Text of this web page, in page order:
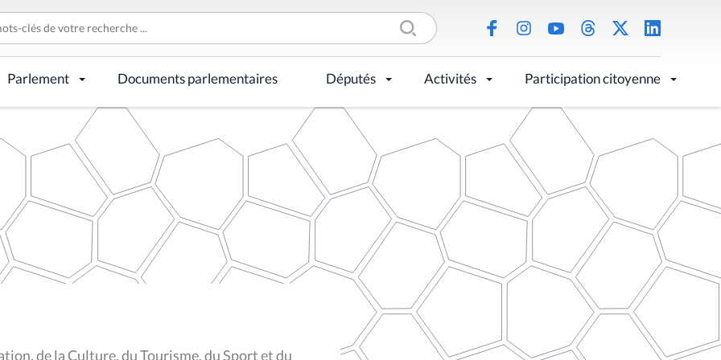
Parlement Documents parlementaires Députés Activités Participation citoyenne
de la Culture, du Tourisme, du Sport et du